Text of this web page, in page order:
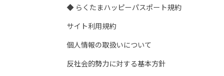
◆ らくたまハッピーパスポート規約
サイト利用規約
個人情報の取扱いについて
反社会的勢力に対する基本方針